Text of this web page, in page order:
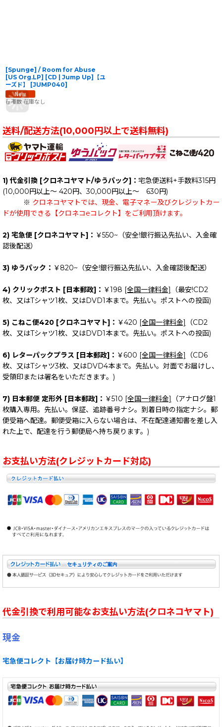
[Spunge] / Room for Abuse
[US Org.LP] [CD | Jump Up]【ユ
ーズド】
[JUMP040]
在庫数 在庫なし
送料/配送方法(10,000円以上で送料無料)
1) 代金引換 [クロネコヤマト/ゆうパック]： 宅急便送料+手数料315円
(10,000円以上～ 420円、30,000円以上～ 630円)
※ クロネコヤマトでは、現金、電子マネー及びクレジットカー
ドが使用できる【クロネコeコレクト】をご利用頂けます。
2) 宅急便 [クロネコヤマト]： ￥550~（安全!銀行振込先払い、入金確
認後配送）
3) ゆうパック： ￥820~（安全!銀行振込先払い、入金確認後配送）
4) クリックポスト [日本郵政]： ￥198 [全国一律料金]
（最安!CD2
枚、又はTシャツ1枚、又はDVD1本まで。先払い。ポストへの投函)
5) こねこ便420 [クロネコヤマト]： ￥420 [全国一律料金]
（CD2
枚、又はTシャツ1枚、又はDVD1本まで。先払い。ポストへの投函)
6) レターパックプラス [日本郵政]： ￥600 [全国一律料金]
（CD6
枚、又はTシャツ3枚、又はDVD4本まで。先払い。対面でお届けし、
受領印または署名をいただきます。)
7) 日本郵便 定形外 [日本郵政]： ￥510 [全国一律料金]
（アナログ盤1
枚購入専用。先払い。保証、追跡番号ナシ。到着日時の指定ナシ。郵
便受箱へ配達。郵便受箱に入らない場合は、不在配達通知書を差し入
れた上で、配達を行う郵便局へ持ち戻ります。)
お支払い方法(クレジットカード対応)
代金引換で利用可能なお支払い方法(クロネコヤマト)
現金
宅急便コレクト【お届け時カード払い】